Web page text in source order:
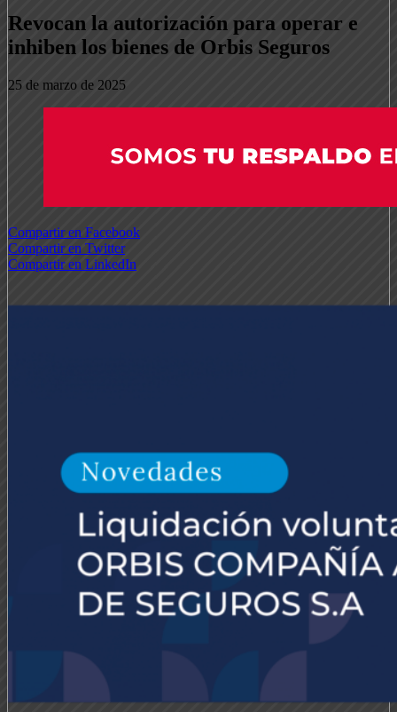
Revocan la autorización para operar e
inhiben los bienes de Orbis Seguros
25 de marzo de 2025
Compartir en Facebook
Compartir en Twitter
Compartir en LinkedIn